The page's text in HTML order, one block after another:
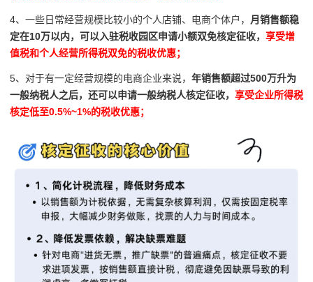
4、一些日常经营规模比较小的个人店铺、电商个体户，
月销售额稳
定在10万以内，可以入驻税收园区申请小额双免核定征收， 享受增
值税和个人经营所得税双免的税收优惠；
5、对于有一定经营规模的电商企业来说， 年销售额超过500万升为
一般纳税人之后，还可以申请一般纳税人核定征收， 享受企业所得税
核定低至0.5%~1%的税收优惠；